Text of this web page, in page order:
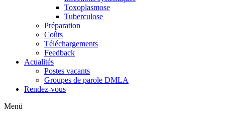
Toxoplasmose
Tuberculose
Préparation
Coûts
Téléchargements
Feedback
Acualités
Postes vacants
Groupes de parole DMLA
Rendez-vous
Menü